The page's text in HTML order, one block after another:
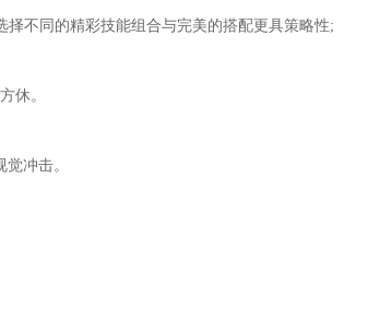
不同的精彩技能组合与完美的搭配更具策略性;
休。
冲击。